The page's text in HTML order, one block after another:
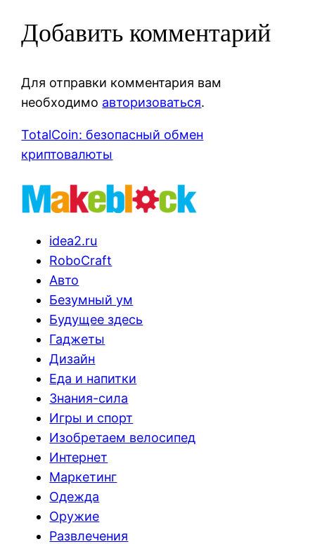
Добавить комментарий
Для отправки комментария вам
необходимо авторизоваться.
TotalCoin: безопасный обмен
криптовалюты
idea2.ru
RoboCraft
Авто
Безумный ум
Будущее здесь
Гаджеты
Дизайн
Еда и напитки
Знания-сила
Игры и спорт
Изобретаем велосипед
Интернет
Маркетинг
Одежда
Оружие
Развлечения